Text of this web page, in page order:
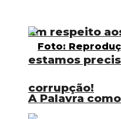
Em respeito
estamos
corrupção!
A Palavra